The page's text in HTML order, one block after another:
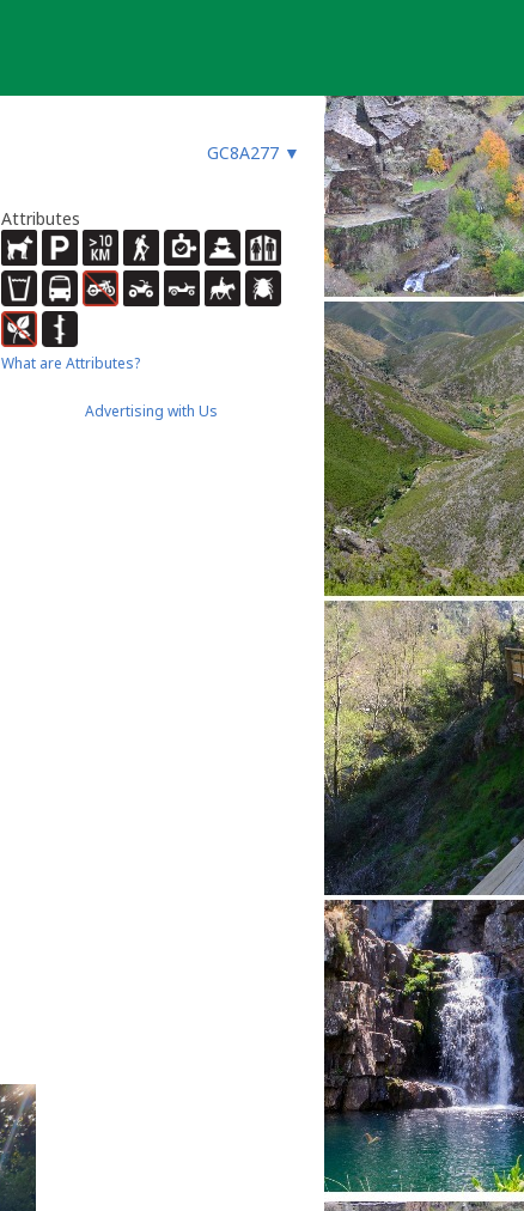
GC8A277 ▼
Attributes
What are Attributes?
Advertising with Us